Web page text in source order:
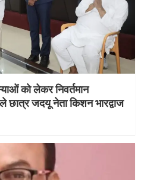
को लेकर निवर्तमान
छात्र जदयू नेता किशन भारद्वाज